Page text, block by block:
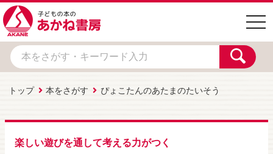
トップ 本をさがす ぴょこたんのあたまのたいそう
楽しい遊びを通して考える力がつく